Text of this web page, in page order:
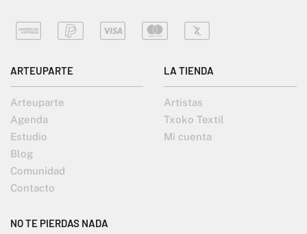
ARTEUPARTE
Arteuparte
Agenda
Estudio
Blog
Comunidad
Contacto
LA TIENDA
Artistas
Txoko Textil
Mi cuenta
NO TE PIERDAS NADA